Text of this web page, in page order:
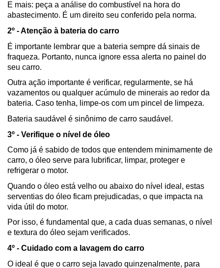
E mais: peça a análise do combustível na hora do
abastecimento. É um direito seu conferido pela norma.
2º - Atenção à bateria do carro
É importante lembrar que a bateria sempre dá sinais de
fraqueza. Portanto, nunca ignore essa alerta no painel do
seu carro.
Outra ação importante é verificar, regularmente, se há
vazamentos ou qualquer acúmulo de minerais ao redor da
bateria. Caso tenha, limpe-os com um pincel de limpeza.
Bateria saudável é sinônimo de carro saudável.
3º - Verifique o nível de óleo
Como já é sabido de todos que entendem minimamente de
carro, o óleo serve para lubrificar, limpar, proteger e
refrigerar o motor.
Quando o óleo está velho ou abaixo do nível ideal, estas
serventias do óleo ficam prejudicadas, o que impacta na
vida útil do motor.
Por isso, é fundamental que, a cada duas semanas, o nível
e textura do óleo sejam verificados.
4º - Cuidado com a lavagem do carro
O ideal é que o carro seja lavado quinzenalmente, para